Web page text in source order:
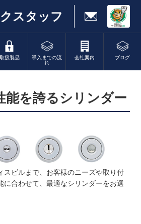
スタッフ
取扱製品
導入までの流
れ
会社案内 ブログ
能を誇るシリンダー
スビルまで、お客様のニーズや取り付
に合わせて、最適なシリンダーをお選